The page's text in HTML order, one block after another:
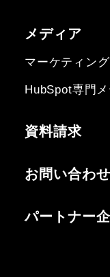
メディア
マーケティン
HubSpot専門
資料請求
お問い合わせ
パートナー